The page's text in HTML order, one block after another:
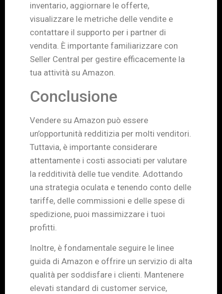
inventario, aggiornare le offerte,
visualizzare le metriche delle vendite e
contattare il supporto per i partner di
vendita. È importante familiarizzare con
Seller Central per gestire efficacemente la
tua attività su Amazon.
Conclusione
Vendere su Amazon può essere
un’opportunità redditizia per molti venditori.
Tuttavia, è importante considerare
attentamente i costi associati per valutare
la redditività delle tue vendite. Adottando
una strategia oculata e tenendo conto delle
tariffe, delle commissioni e delle spese di
spedizione, puoi massimizzare i tuoi
profitti.
Inoltre, è fondamentale seguire le linee
guida di Amazon e offrire un servizio di alta
qualità per soddisfare i clienti. Mantenere
elevati standard di customer service,